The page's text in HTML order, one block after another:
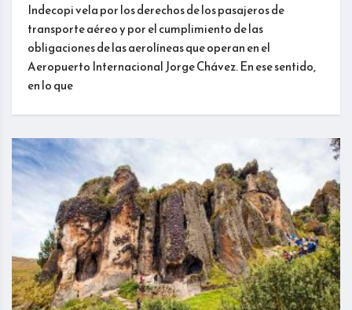
Indecopi vela por los derechos de los pasajeros de
transporte aéreo y por el cumplimiento de las
obligaciones de las aerolíneas que operan en el
Aeropuerto Internacional Jorge Chávez. En ese sentido,
en lo que